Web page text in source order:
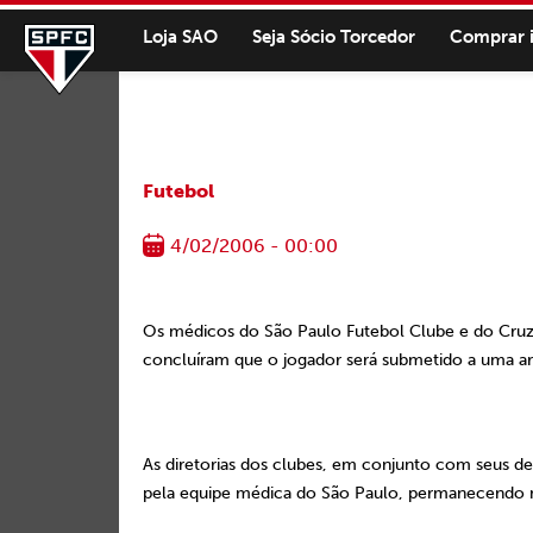
Loja SAO Seja Sócio Torcedor Comprar
Futebol
4/02/2006 - 00:00
Os médicos do São Paulo Futebol Clube e do
concluíram que o jogador será submetido a uma
As diretorias dos clubes, em conjunto com seus
pela equipe médica do São Paulo,